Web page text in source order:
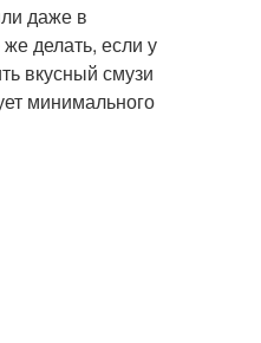
даже в
делать, если у
вкусный смузи
минимального